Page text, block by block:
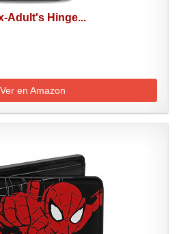
Adult's Hinge...
Ver en Amazon